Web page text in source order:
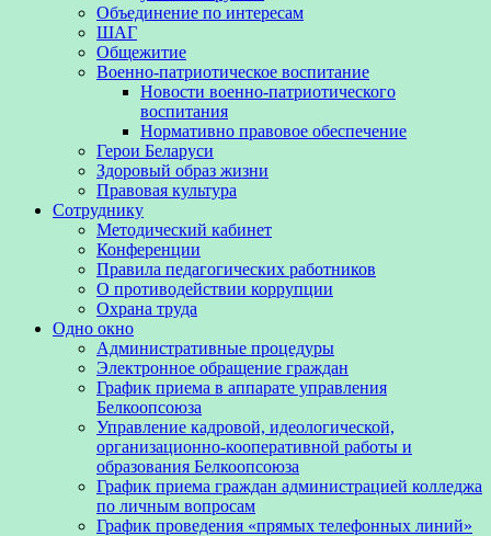
Объединение по интересам
ШАГ
Общежитие
Военно-патриотическое воспитание
Новости военно-патриотического
воспитания
Нормативно правовое обеспечение
Герои Беларуси
Здоровый образ жизни
Правовая культура
Сотруднику
Методический кабинет
Конференции
Правила педагогических работников
О противодействии коррупции
Охрана труда
Одно окно
Административные процедуры
Электронное обращение граждан
График приема в аппарате управления
Белкоопсоюза
Управление кадровой, идеологической,
организационно-кооперативной работы и
образования Белкоопсоюза
График приема граждан администрацией колледжа
по личным вопросам
График проведения «прямых телефонных линий»